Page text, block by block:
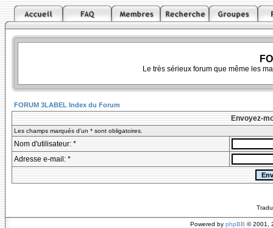
Le très sérieux forum que même les
FORUM 3LABEL Index du Forum
Envoyez-
Les champs marqués d'un * sont obligatoires.
Nom d'utilisateur: *
Adresse e-mail: *
Powered by phpBB © 2001,